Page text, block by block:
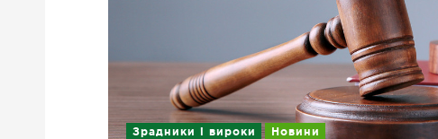
Зрадники і вироки Новини